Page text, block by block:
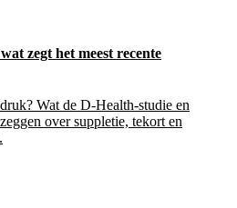
zegt het meest recente
Wat de D-Health-studie en
over suppletie, tekort en